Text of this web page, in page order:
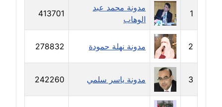
مدونة خالد العامري
معلق
مدونة خالد دومه
عاملة
مدونة خالد صالح
عاملة
1
مدونة محمد عبد
الوهاب
413701
2 مدونة نهلة حمودة 278832
3 مدونة ياسر سلمي 242260